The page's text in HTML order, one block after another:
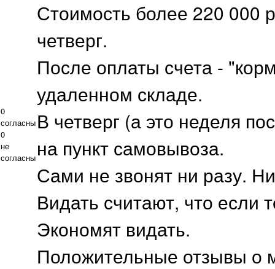
0
согласны
0
не
согласны
Стоимость более 220 000
четверг.
После оплаты счета -
удаленном складе.
В четверг (а это неделя
на пункт самовывоза.
Сами не звонят ни разу.
Видать считают, что если
Экономят видать.
Положительные отзывы о